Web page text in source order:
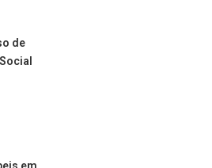
de
em